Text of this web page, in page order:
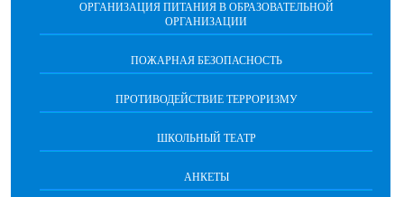
ОРГАНИЗАЦИЯ ПИТАНИЯ В ОБРАЗОВАТЕЛЬНОЙ
ОРГАНИЗАЦИИ
ПОЖАРНАЯ БЕЗОПАСНОСТЬ
ПРОТИВОДЕЙСТВИЕ ТЕРРОРИЗМУ
ШКОЛЬНЫЙ ТЕАТР
АНКЕТЫ